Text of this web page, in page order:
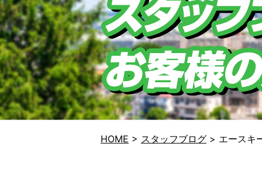
HOME > スタッフブログ > エースキ